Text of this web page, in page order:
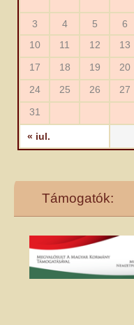
3 4 5 6
10
11 12 13
17
18 19 20
24
25 26 27
31
« iul.
Támogatók: